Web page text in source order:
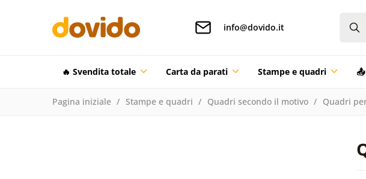
info@dovido.it
🔥 Svendita totale Carta da parati Stampe e quadri
Pagina iniziale Stampe e quadri Quadri secondo il motivo Quadri